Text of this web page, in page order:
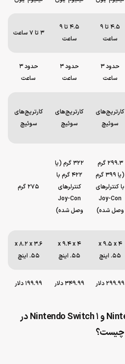
4.5 تا 9
ساعت
4.5 تا 9
ساعت
3 تا 7 ساعت
حدود 3
ساعت
حدود 3
ساعت
حدود 3
ساعت
کارتریج‌های
سوئیچ
کارتریج‌های
سوئیچ
کارتریج‌های
سوئیچ
299.3 گرم
(یا 399 گرم
با کنترلرهای
Joy-Con
وصل شده)
322 گرم (یا
422 گرم با
کنترلرهای
Joy-Con
وصل شده)
275 گرم
4 x 9.5 x
.55 اینچ
4 x 9.4 x
.55 اینچ
3.6 x 8.2 x
.55 اینچ
299.99 دلار 349.99 دلار 199.99 دلار
تفاوت Nintendo Switch 2 و Nintendo Switch 1 در
چیست؟